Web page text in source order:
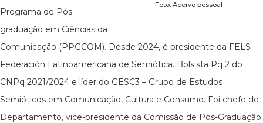
Foto: Acervo pessoal
Programa de Pós-
graduação em Ciências da
Comunicação (PPGCOM). Desde 2024, é presidente da FELS –
Federación Latinoamericana de Semiótica. Bolsista Pq 2 do
CNPq 2021/2024 e líder do GESC3 – Grupo de Estudos
Semióticos em Comunicação, Cultura e Consumo. Foi chefe de
Departamento, vice-presidente da Comissão de Pós-Graduação